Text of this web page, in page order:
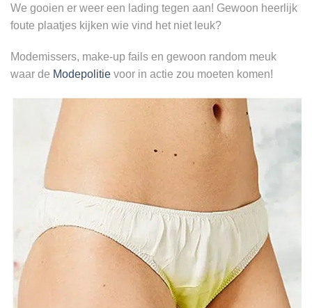
We gooien er weer een lading tegen aan! Gewoon heerlijk
foute plaatjes kijken wie vind het niet leuk?
Modemissers, make-up fails en gewoon random meuk
waar de Modepolitie voor in actie zou moeten komen!